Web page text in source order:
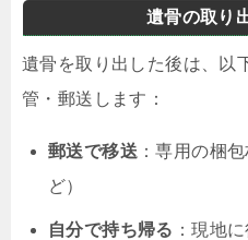
遺骨の取り
遺骨を取り出した後は、以
管・郵送します：
郵送で移送 ：専用の梱
ど）
自分で持ち帰る ：現地